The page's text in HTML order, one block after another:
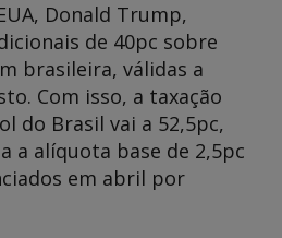
Donald Trump,
de 40pc sobre
brasileira, válidas a
Com isso, a taxação
do Brasil vai a 52,5pc,
a alíquota base de 2,5pc
em abril por